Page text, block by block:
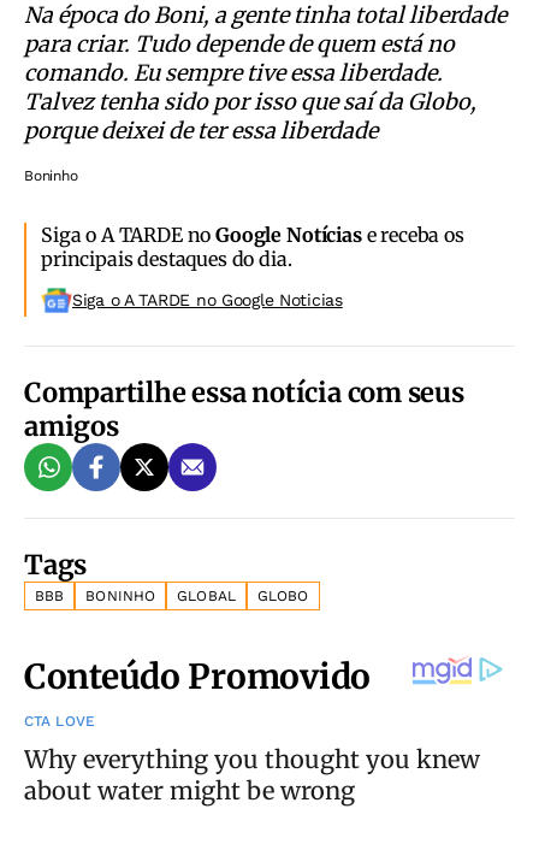
Na época do Boni, a gente tinha total liberdade
para criar. Tudo depende de quem está no
comando. Eu sempre tive essa liberdade.
Talvez tenha sido por isso que saí da Globo,
porque deixei de ter essa liberdade
Boninho
Siga o A TARDE noGoogle Notíciase receba os
principais destaques do dia.
Siga o A TARDE no Google Noticias
Compartilhe essa notícia com seus
amigos
Tags
BBB BONINHO GLOBAL GLOBO